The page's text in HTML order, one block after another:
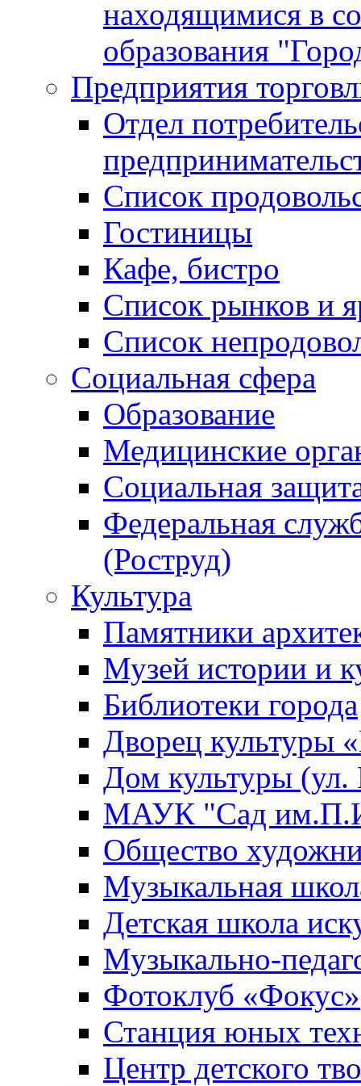
находящимися в
образования
Предприятия
Отдел
Список
Гостиницы
Кафе, бистро
Cписок рынков и
Список
Социальная сфера
Образование
Медицинские
Социальная
Федеральная
(Роструд)
Культура
Памятники
Музей истории и
Библиотеки города
Дворец культуры
Дом культуры (ул.
МАУК "Сад
Общество
Музыкальная
Детская школа
Музыкально-
Фотоклуб «Фокус»
Станция юных
Центр детского